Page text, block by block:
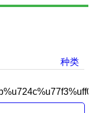
种类